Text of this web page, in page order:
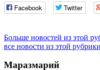
Facebook Twitter
Больше новостей из этой
все новости из этой рубрики
Маразмарий